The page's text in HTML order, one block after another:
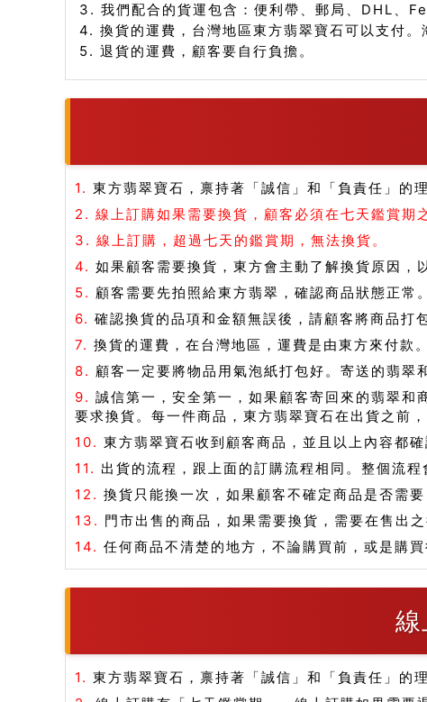
3. 我們配合的貨運包含：便利帶、郵局、DHL、
4. 換貨的運費，台灣地區東方翡翠寶石可以支付。
5. 退貨的運費，顧客要自行負擔。
1. 東方翡翠寶石，禀持著「誠信」和「負責任」的
2. 線上訂購如果需要換貨，顧客必須在七天鑑賞期
3. 線上訂購，超過七天的鑑賞期，無法換貨。
4. 如果顧客需要換貨，東方會主動了解換貨原因，
5. 顧客需要先拍照給東方翡翠，確認商品狀態正常。
6. 確認換貨的品項和金額無誤後，請顧客將商品打
7. 換貨的運費，在台灣地區，運費是由東方來付款
8. 顧客一定要將物品用氣泡紙打包好。寄送的翡翠
9. 誠信第一，安全第一，如果顧客寄回來的翡翠和
要求換貨。每一件商品，東方翡翠寶石在出貨之前
10. 東方翡翠寶石收到顧客商品，並且以上內容都
11. 出貨的流程，跟上面的訂購流程相同。整個流程
12. 換貨只能換一次，如果顧客不確定商品是否需
13. 門市出售的商品，如果需要換貨，需要在售出
14. 任何商品不清楚的地方，不論購買前，或是購
1. 東方翡翠寶石，禀持著「誠信」和「負責任」的